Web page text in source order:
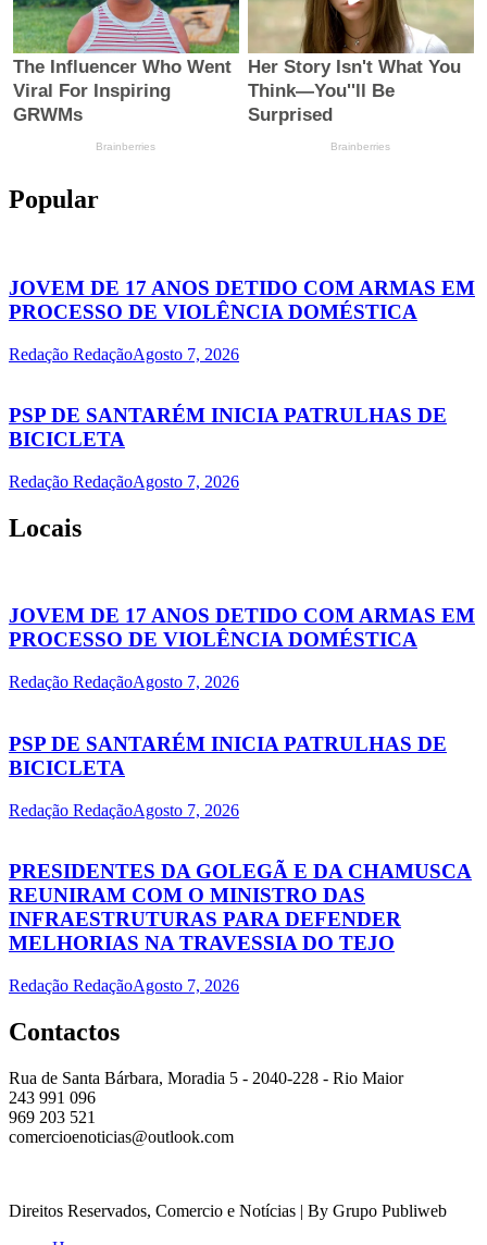
Popular
JOVEM DE 17 ANOS DETIDO COM ARMAS EM
PROCESSO DE VIOLÊNCIA DOMÉSTICA
Redação RedaçãoAgosto 7, 2026
PSP DE SANTARÉM INICIA PATRULHAS DE
BICICLETA
Redação RedaçãoAgosto 7, 2026
Locais
JOVEM DE 17 ANOS DETIDO COM ARMAS EM
PROCESSO DE VIOLÊNCIA DOMÉSTICA
Redação RedaçãoAgosto 7, 2026
PSP DE SANTARÉM INICIA PATRULHAS DE
BICICLETA
Redação RedaçãoAgosto 7, 2026
PRESIDENTES DA GOLEGÃ E DA CHAMUSCA
REUNIRAM COM O MINISTRO DAS
INFRAESTRUTURAS PARA DEFENDER
MELHORIAS NA TRAVESSIA DO TEJO
Redação RedaçãoAgosto 7, 2026
Contactos
Rua de Santa Bárbara, Moradia 5 - 2040-228 - Rio Maior
243 991 096
969 203 521
comercioenoticias@outlook.com
Direitos Reservados, Comercio e Notícias | By Grupo Publiweb